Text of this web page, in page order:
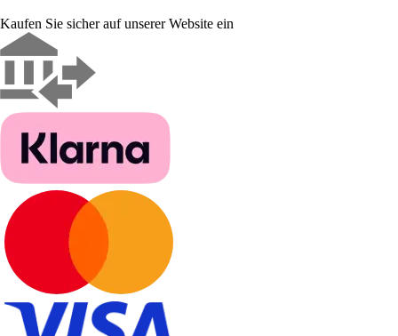
Kaufen Sie sicher auf unserer Website ein